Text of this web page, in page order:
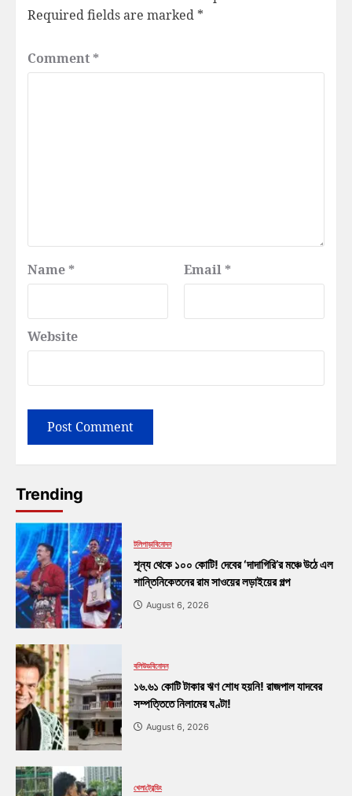
Required fields are marked *
Comment *
Name * Email *
Website
Trending
টলিপাড়াবিনোদন
শূন্য থেকে ১০০ কোটি! দেবের ‘দাদাগিরি’র মঞ্চে উঠে এল
শান্তিনিকেতনের রাম সাওয়ের লড়াইয়ের গল্প
August 6, 2026
বলিউডবিনোদন
১৬.৬১ কোটি টাকার ঋণ শোধ হয়নি! রাজপাল যাদবের
সম্পত্তিতে নিলামের ঘণ্টা!
August 6, 2026
খেলাট্রেন্ডিং